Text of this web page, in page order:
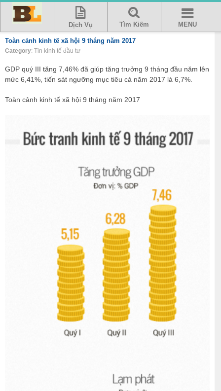
Dịch Vụ Tìm Kiếm MENU
Toàn cảnh kinh tế xã hội 9 tháng năm 2017
Category: Tin kinh tế đầu tư
GDP quý III tăng 7,46% đã giúp tăng trưởng 9 tháng đầu năm lên
mức 6,41%, tiến sát ngưỡng mục tiêu cả năm 2017 là 6,7%.
Toàn cảnh kinh tế xã hội 9 tháng năm 2017